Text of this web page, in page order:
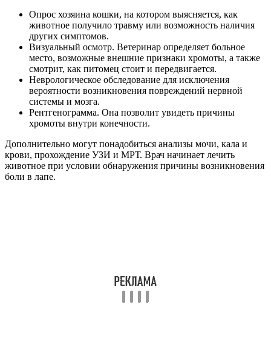
Опрос хозяина кошки, на котором выясняется, как
животное получило травму или возможность наличия
других симптомов.
Визуальный осмотр. Ветеринар определяет больное
место, возможные внешние признаки хромоты, а также
смотрит, как питомец стоит и передвигается.
Неврологическое обследование для исключения
вероятности возникновения повреждений нервной
системы и мозга.
Рентгенограмма. Она позволит увидеть причины
хромоты внутри конечности.
Дополнительно могут понадобиться анализы мочи, кала и
крови, прохождение УЗИ и МРТ. Врач начинает лечить
животное при условии обнаружения причины возникновения
боли в лапе.